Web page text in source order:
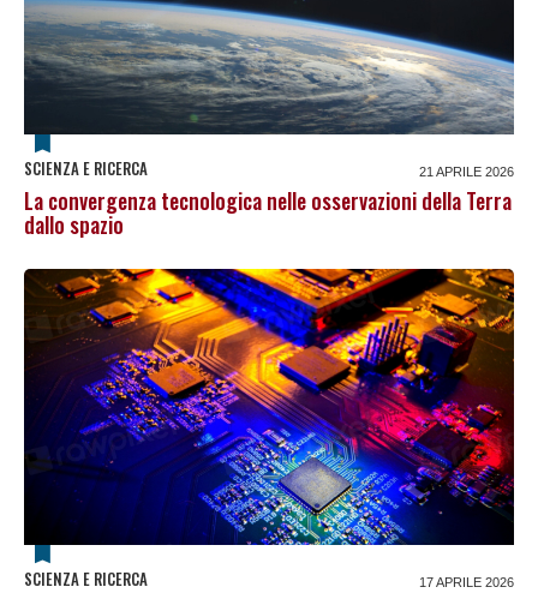
SCIENZA E RICERCA 21 APRILE 2026
La convergenza tecnologica nelle osservazioni della Terra
dallo spazio
SCIENZA E RICERCA 17 APRILE 2026